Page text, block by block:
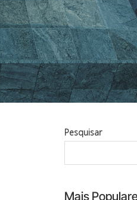
Pesquisar
Mais